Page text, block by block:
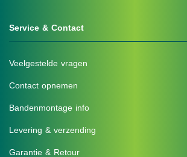
Service & Contact
Veelgestelde vragen
Contact opnemen
Bandenmontage info
Levering & verzending
Garantie & Retour